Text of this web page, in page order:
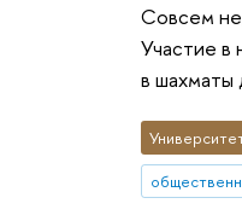
Совсем
Участие в
в шахматы